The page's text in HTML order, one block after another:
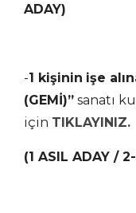
ADAY)
-1 kişinin işe
(GEMİ)” sanatı
için TIKLAYINIZ.
(1 ASIL ADAY /